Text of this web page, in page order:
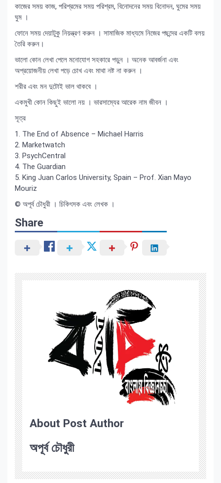
কাজের সময় কাজ, পরিশ্রমের সময় পরিশ্রম, বিনোদনের সময় বিনোদন, ঘুমের সময়
ঘুম ।
ফোনে সময় দেয়াটুকু নিয়ন্ত্রণ করুন । সামাজিক মাধ্যমে নিজের পছন্দের একটি বলয়
তৈরি করুন।
ভালো কোন লেখা পেলে মনোযোগ সহকারে পড়ুন । অনেক আবর্জনা এবং
অপ্রয়োজনীয় লেখা পড়ে চোখ এবং মাথা নষ্ট না করুন ।
শরীর এবং মন দুটোই ভাল থাকবে ।
একমুখী কোন কিছুই ভালো নয় । ভারসাম্যের আরেক নাম জীবন ।
সূত্র
1. The End of Absence – Michael Harris
2. Marketwatch
3. PsychCentral
4. The Guardian
5. King Juan Carlos University, Spain – Prof. Xian Mayo
Mouriz
© অপূর্ব চৌধুরী । চিকিৎসক এবং লেখক ।
Share
About Post Author
অপূর্ব চৌধুরী